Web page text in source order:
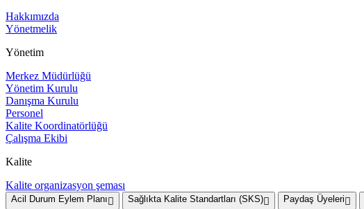
Hakkımızda
Yönetmelik
Yönetim
Merkez Müdürlüğü
Yönetim Kurulu
Danışma Kurulu
Personel
Kalite Koordinatörlüğü
Çalışma Ekibi
Kalite
Kalite organizasyon şeması
Acil Durum Eylem Planı Sağlıkta Kalite Standartları (SKS) Paydaş Üyeleri